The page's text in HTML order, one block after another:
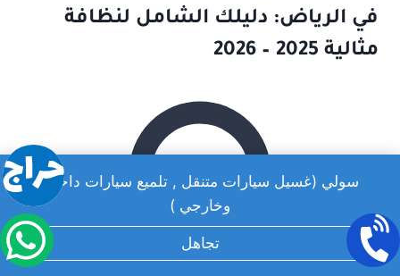
سولي (غسيل سيارات متنقل , تلميع سيارات داخلي
وخارجي )
تجاهل
في الرياض: دليلك الشامل لنظافة
مثالية 2025 – 2026